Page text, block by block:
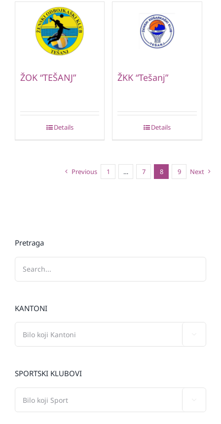
ŽOK “TEŠANJ”
Details
ŽKK “Tešanj”
Details
Previous 1 … 7 8 9 Next
Pretraga
KANTONI
SPORTSKI KLUBOVI